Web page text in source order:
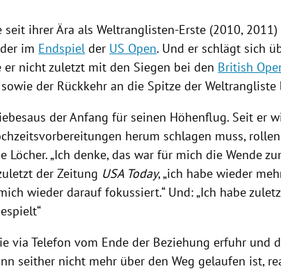
seit ihrer Ära als Weltranglisten-Erste (2010,
im Endspiel der US Open. Und er schlägt sich
nicht zuletzt mit den Siegen bei den British
der Rückkehr an die Spitze der Weltrangliste
der Anfang für seinen Höhenflug. Seit er
herum schlagen muss,
„Ich denke, das war für mich die Wende
der Zeitung USA Today, „ich habe wieder
wieder darauf fokussiert.“ Und: „Ich habe
via Telefon vom Ende der Beziehung erfuhr und
seither nicht mehr über den Weg gelaufen ist,